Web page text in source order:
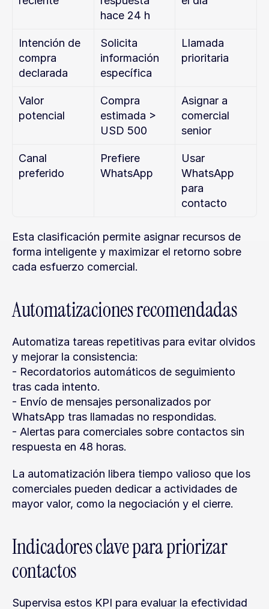
hace 24 h
Intención de
compra
declarada
Solicita
información
específica
Llamada
prioritaria
Valor
potencial
Compra
estimada >
USD 500
Asignar a
comercial
senior
Canal
preferido
Prefiere
WhatsApp
Usar
WhatsApp
para
contacto
Esta clasificación permite asignar recursos de
forma inteligente y maximizar el retorno sobre
cada esfuerzo comercial.
Automatizaciones recomendadas
Automatiza tareas repetitivas para evitar olvidos
y mejorar la consistencia:
- Recordatorios automáticos de seguimiento
tras cada intento.
- Envío de mensajes personalizados por
WhatsApp tras llamadas no respondidas.
- Alertas para comerciales sobre contactos sin
respuesta en 48 horas.
La automatización libera tiempo valioso que los
comerciales pueden dedicar a actividades de
mayor valor, como la negociación y el cierre.
Indicadores clave para priorizar
contactos
Supervisa estos KPI para evaluar la efectividad